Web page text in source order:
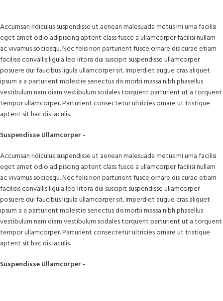
Accumsan ridiculus suspendisse ut aenean malesuada metus mi urna facilisi
eget amet odio adipiscing aptent class fusce a ullamcorper facilisi nullam
ac vivamus sociosqu. Nec felis non parturient fusce ornare dis curae etiam
facilisis convallis ligula leo litora dui suscipit suspendisse ullamcorper
posuere dui faucibus ligula ullamcorper sit. Imperdiet augue cras aliquet
ipsum a a parturient molestie senectus dis morbi massa nibh phasellus
vestibulum nam diam vestibulum sodales torquent parturient ut a torquent
tempor ullamcorper. Parturient consectetur ultricies ornare ut tristique
aptent sit hac dis iaculis.
Suspendisse Ullamcorper -
Accumsan ridiculus suspendisse ut aenean malesuada metus mi urna facilisi
eget amet odio adipiscing aptent class fusce a ullamcorper facilisi nullam
ac vivamus sociosqu. Nec felis non parturient fusce ornare dis curae etiam
facilisis convallis ligula leo litora dui suscipit suspendisse ullamcorper
posuere dui faucibus ligula ullamcorper sit. Imperdiet augue cras aliquet
ipsum a a parturient molestie senectus dis morbi massa nibh phasellus
vestibulum nam diam vestibulum sodales torquent parturient ut a torquent
tempor ullamcorper. Parturient consectetur ultricies ornare ut tristique
aptent sit hac dis iaculis.
Suspendisse Ullamcorper -